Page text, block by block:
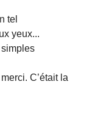
tel
yeux...
C’était la